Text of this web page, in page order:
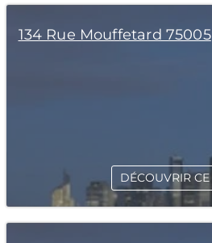
134 Rue Mouffetard 75005
DÉCOUVRIR